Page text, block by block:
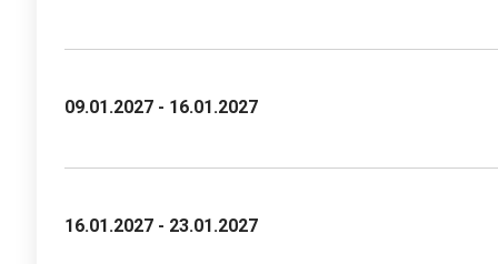
09.01.2027 - 16.01.2027
16.01.2027 - 23.01.2027